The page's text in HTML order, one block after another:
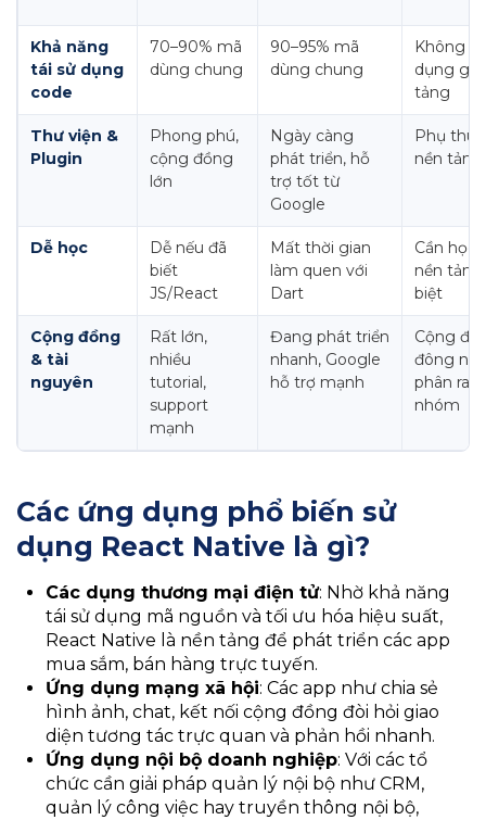
Khả năng
tái sử dụng
code
70–90% mã
dùng chung
90–95% mã
dùng chung
Không
dụng
tảng
Thư viện &
Plugin
Phong phú,
cộng đồng
lớn
Ngày càng
phát triển, hỗ
trợ tốt từ
Google
Phụ
nền
Dễ học
Dễ nếu đã
biết
JS/React
Mất thời gian
làm quen với
Dart
Cần học
nền
biệt
Cộng đồng
& tài
nguyên
Rất lớn,
nhiều
tutorial,
support
mạnh
Đang phát triển
nhanh, Google
hỗ trợ mạnh
Cộng
đông
phân ra
nhóm
Các ứng dụng phổ biến sử
dụng React Native là gì?
Các dụng thương mại điện tử: Nhờ khả năng
tái sử dụng mã nguồn và tối ưu hóa hiệu suất,
React Native là nền tảng để phát triển các app
mua sắm, bán hàng trực tuyến.
Ứng dụng mạng xã hội: Các app như chia sẻ
hình ảnh, chat, kết nối cộng đồng đòi hỏi giao
diện tương tác trực quan và phản hồi nhanh.
Ứng dụng nội bộ doanh nghiệp: Với các tổ
chức cần giải pháp quản lý nội bộ như CRM,
quản lý công việc hay truyền thông nội bộ,